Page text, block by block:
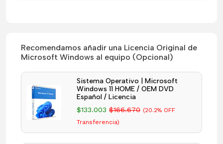
Recomendamos añadir una Licencia Original de
Microsoft Windows al equipo (Opcional)
Sistema Operativo | Microsoft
Windows 11 HOME / OEM DVD
Español / Licencia
$133.003 $166.670 (20.2% OFF
Transferencia)